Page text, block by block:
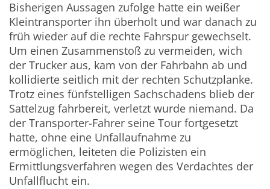
Bisherigen Aussagen zufolge hatte ein weißer
Kleintransporter ihn überholt und war danach zu
früh wieder auf die rechte Fahrspur gewechselt.
Um einen Zusammenstoß zu vermeiden, wich
der Trucker aus, kam von der Fahrbahn ab und
kollidierte seitlich mit der rechten Schutzplanke.
Trotz eines fünfstelligen Sachschadens blieb der
Sattelzug fahrbereit, verletzt wurde niemand. Da
der Transporter-Fahrer seine Tour fortgesetzt
hatte, ohne eine Unfallaufnahme zu
ermöglichen, leiteten die Polizisten ein
Ermittlungsverfahren wegen des Verdachtes der
Unfallflucht ein.